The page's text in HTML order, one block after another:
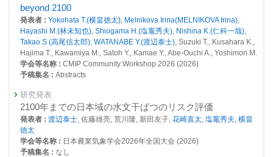
26147 : 温暖化レベルの理解と予測不確実性の低減
26293 : 知的研究基盤整備：気候変動適応分野における体系的モニタリン
グ、影響予測・適応情報整備ならびにツール開発
26349 : 高解像度モデルによる水蒸気とオゾン層破壊物質の下部成層圏へ
の輸送プロセスの解明
25498 : 気候変動・大気質研究プログラム
25504 : 脱炭素・持続社会研究プログラム
25508 : 最新の排出量評価等を考慮した気候・大気質変動の再現及び将来
予測の高精度化
その他
Scenario Dependence of Future Precipitation Changes
across Japan in CMIP6
発表者 :Hayashi M.(林未知也), Shiogama H.(塩竈秀夫), Ishizaki N.(石崎
紀子), Wakazuki Y.
掲載誌 :Scientific Online Letters on the Atmosphere, 20:207-216 (2024)
総説・解説
気候変動の予測研究と適応の意思決定をつなぐ
発表者 : Takayabu I.(高薮出),Hanasaki N.(花崎直太),Shiogama H.(塩竈
秀夫)
Emori S.(江守正多), Emori S.(江守正多), Oba A.(大塲あい), Ono T.(小埜恒
夫), Shimada T.(嶋田知英), Taura K.(田浦健朗),
beyond 2100
発表者 : Yokohata T.(横畠徳太), Melnikova Irina(MELNIKOVA Irina),
Hayashi M.(林未知也), Shiogama H.(塩竈秀夫), Nishina K.(仁科一哉),
Takao S.(高尾信太郎), WATANABE Y.(渡辺泰士), Suzuki T., Kusahara K.,
Hajima T., Kawamiya M., Satoh Y., Kamae Y., Abe-Ouchi A., Yoshimori M.
学会等名称 : CMIP Community Workshop 2026 (2026)
予稿集名 : Abstracts
研究発表
2100年までの日本域の水文干ばつのリスク評価
発表者 : 渡辺泰士, 佐藤雄亮, 荒川隆, 新田友子, 花崎直太, 塩竈秀夫, 横畠
徳太
学会等名称 : 日本農業気象学会2026年全国大会 (2026)
予稿集名 : なし